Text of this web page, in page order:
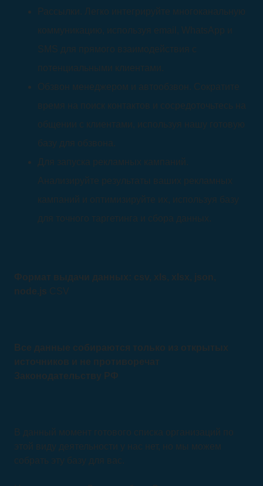
Рассылки. Легко интегрируйте многоканальную
коммуникацию, используя email, WhatsApp и
SMS для прямого взаимодействия с
потенциальными клиентами.
Обзвон менеджером и автообзвон. Сократите
время на поиск контактов и сосредоточьтесь на
общении с клиентами, используя нашу готовую
базу для обзвона.
Для запуска рекламных кампаний.
Анализируйте результаты ваших рекламных
кампаний и оптимизируйте их, используя базу
для точного таргетинга и сбора данных.
Формат выдачи данных: csv, xls, xlsx, json,
node.js CSV
Все данные собираются только из открытых
источников и не противоречат
Законодательству РФ
В данный момент готового списка организаций по
этой виду деятельности у нас нет, но мы можем
собрать эту базу для вас.